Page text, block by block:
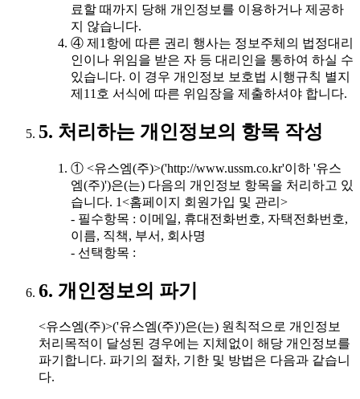
료할 때까지 당해 개인정보를 이용하거나 제공하
지 않습니다.
④ 제1항에 따른 권리 행사는 정보주체의 법정대리
인이나 위임을 받은 자 등 대리인을 통하여 하실 수
있습니다. 이 경우 개인정보 보호법 시행규칙 별지
제11호 서식에 따른 위임장을 제출하셔야 합니다.
5. 처리하는 개인정보의 항목 작성
① <유스엠(주)>('http://www.ussm.co.kr'이하 '유스
엠(주)')은(는) 다음의 개인정보 항목을 처리하고 있
습니다. 1<홈페이지 회원가입 및 관리>
- 필수항목 : 이메일, 휴대전화번호, 자택전화번호,
이름, 직책, 부서, 회사명
- 선택항목 :
6. 개인정보의 파기
<유스엠(주)>('유스엠(주)')은(는) 원칙적으로 개인정보
처리목적이 달성된 경우에는 지체없이 해당 개인정보를
파기합니다. 파기의 절차, 기한 및 방법은 다음과 같습니
다.